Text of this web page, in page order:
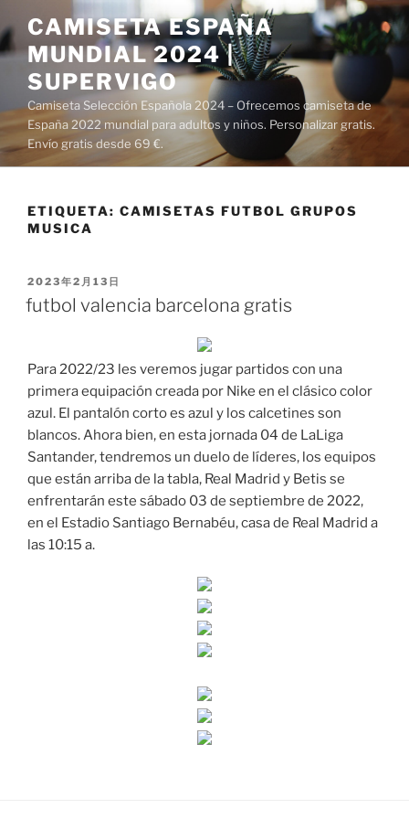
al
contenido
CAMISETA ESPAÑA
MUNDIAL 2024 |
SUPERVIGO
Camiseta Selección Española 2024 – Ofrecemos camiseta de
España 2022 mundial para adultos y niños. Personalizar gratis.
Envío gratis desde 69 €.
ETIQUETA: CAMISETAS FUTBOL GRUPOS
MUSICA
PUBLICADO
EL
2023年2月13日
futbol valencia barcelona gratis
Para 2022/23 les veremos jugar partidos con una
primera equipación creada por Nike en el clásico color
azul. El pantalón corto es azul y los calcetines son
blancos. Ahora bien, en esta jornada 04 de LaLiga
Santander, tendremos un duelo de líderes, los equipos
que están arriba de la tabla, Real Madrid y Betis se
enfrentarán este sábado 03 de septiembre de 2022,
en el Estadio Santiago Bernabéu, casa de Real Madrid a
las 10:15 a.